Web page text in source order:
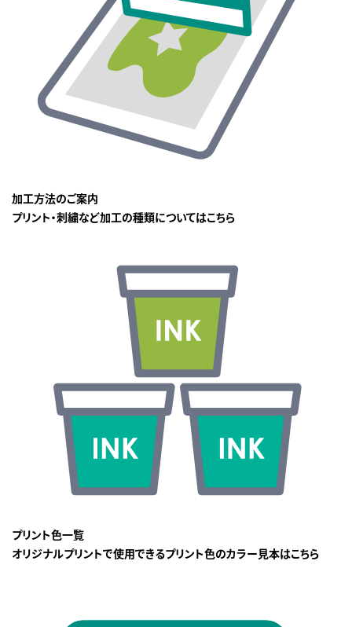
加工方法のご案内
プリント・刺繍など加工の種類についてはこちら
プリント色一覧
オリジナルプリントで使用できるプリント色のカラー見本はこちら